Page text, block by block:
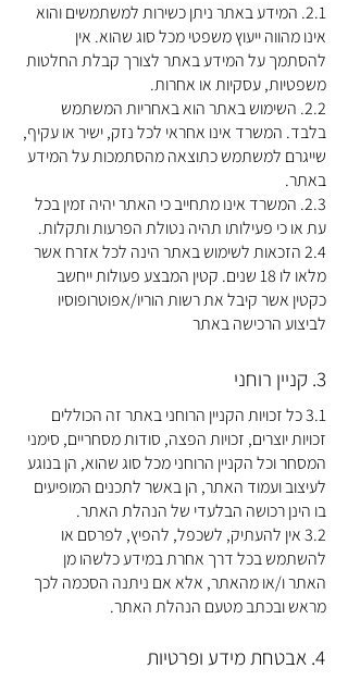
2.1. המידע באתר ניתן כשירות למשתמשים והוא
אינו מהווה ייעוץ משפטי מכל סוג שהוא. אין
להסתמך על המידע באתר לצורך קבלת החלטות
משפטיות, עסקיות או אחרות.
2.2. השימוש באתר הוא באחריות המשתמש
בלבד. המשרד אינו אחראי לכל נזק, ישיר או עקיף,
שייגרם למשתמש כתוצאה מהסתמכות על המידע
באתר.
2.3. המשרד אינו מתחייב כי האתר יהיה זמין בכל
עת או כי פעילותו תהיה נטולת הפרעות ותקלות.
2.4 הזכאות לשימוש באתר הינה לכל אזרח אשר
מלאו לו 18 שנים. קטין המבצע פעולות ייחשב
כקטין אשר קיבל את רשות הוריו/אפוטרופוסיו
לביצוע הרכישה באתר
3. קניין רוחני
3.1 כל זכויות הקניין הרוחני באתר זה הכוללים
זכויות יוצרים, זכויות הפצה, סודות מסחריים, סימני
המסחר וכל הקניין הרוחני מכל סוג שהוא, הן בנוגע
לעיצוב ועמוד האתר, הן באשר לתכנים המופיעים
בו הינן רכושה הבלעדי של הנהלת האתר.
3.2 אין להעתיק, לשכפל, להפיץ, לפרסם או
להשתמש בכל דרך אחרת במידע כלשהו מן
האתר ו/או מהאתר, אלא אם ניתנה הסכמה לכך
מראש ובכתב מטעם הנהלת האתר.
4. אבטחת מידע ופרטיות